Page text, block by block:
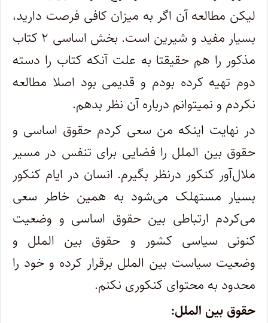
لیکن مطالعه آن اگر به میزان کافی فرصت دارید،
بسیار مفید و شیرین است. بخش اساسی ۲ کتاب
مذکور را هم حقیقتا به علت آنکه کتاب را دسته
دوم تهیه کرده بودم و قدیمی بود اصلا مطالعه
نکردم و نمیتوانم درباره آن نظر بدهم.
در نهایت اینکه من سعی کردم حقوق اساسی و
حقوق بین الملل را فضایی برای تنفس در مسیر
ملال‌آور کنکور درنظر بگیرم. انسان در ایام کنکور
بسیار مستهلک می‌شود به همین خاطر سعی
می‌کردم ارتباطی بین حقوق اساسی و وضعیت
کنونی سیاسی کشور و حقوق بین الملل و
وضعیت سیاست بین الملل برقرار کرده و خود را
محدود به محتوای کنکوری نکنم.
حقوق بین الملل: